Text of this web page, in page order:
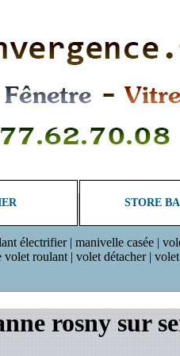
STORE
électrifier | manivelle casée |
roulant | volet détacher |
rosny sur